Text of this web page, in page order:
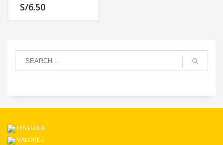
S/6.50
HISTORIA
VALORES